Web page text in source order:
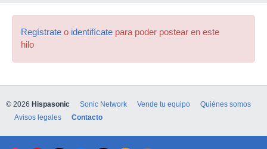
Regístrate o identifícate para poder postear en este
hilo
© 2026 Hispasonic Sonic Network Vende tu equipo
Quiénes somos
Avisos legales
Contacto